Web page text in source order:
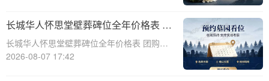
变，越来越多的人开始选择壁葬作为一种环
保、节约土地的殡葬方式。长城华人怀
长城华人怀思堂壁葬碑位全年价格表 团
购享专属折扣福利详解
长城华人怀思堂壁葬碑位全年价格表 团购享
专属折扣福利详解☎ 华人怀思堂电话:400-
2026-08-07 17:42